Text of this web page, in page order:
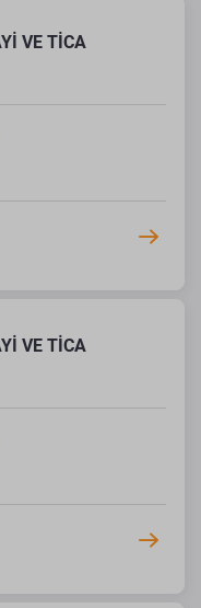
VE TİCA
VE TİCA